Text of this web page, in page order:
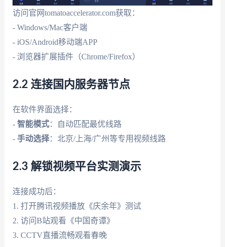
访问官网tomatoaccelerator.com获取：
- Windows/Mac客户端
- iOS/Android移动端APP
- 浏览器扩展插件（Chrome/Firefox）
2.2 连接国内服务器节点
在软件界面选择：
- 智能模式：自动匹配最优线路
- 手动选择：北京/上海/广州等专用视频线路
2.3 解锁视频平台实测演示
连接成功后：
1. 打开腾讯视频播放《庆余年》测试
2. 访问B站观看《中国奇谭》
3. CCTV直播流畅观看春晚